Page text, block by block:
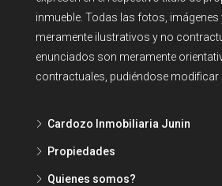
inmueble. Todas las fotos, imágenes
meramente ilustrativos y no
enunciados son meramente
contractuales, pudiéndose modificar
Cardozo Inmobiliaria Junin
Propiedades
Quienes somos?